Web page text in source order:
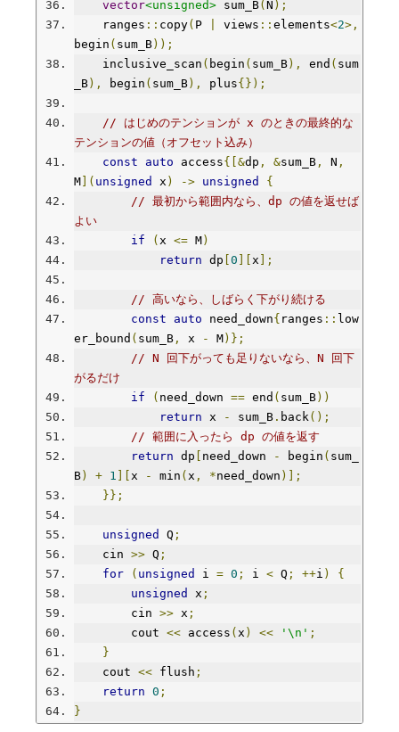
vector<unsigned> sum_B( N );
    ranges
:: copy( P views :: elements<2>,
begin ( sum_B));
    inclusive_scan
( begin ( sum_B), end ( sum
_B), begin ( sum_B), plus{});
// はじめのテンションが x のときの最終的な
テンションの値（オフセット込み）
const
auto access{[&dp , &sum_B , N ,
M ]( unsigned x ) -> unsigned
{
// 最初から範囲内なら、dp の値を返せば
よい
if
( x <= M)
return dp 0 x ];
// 高いなら、しばらく下がり続ける
const
auto need_down{ ranges :: low
er_bound ( sum_B , x - M)};
// N 回下がっても足りないなら、N 回下
がるだけ
if
( need_down == end ( sum_B))
return x - sum_B . back();
// 範囲に入ったら dp の値を返す
return dp need_down - begin ( sum_
B) + 1 x - min ( x , *need_down )];
}};
unsigned Q ;
    cin
>> Q ;
for
( unsigned i = 0 ; i < Q ; ++i )
{
unsigned
x ;
        cin
>> x ;
        cout
<< access ( x ) << '\n' ;
}
    cout
<< flush ;
return 0 ;
}